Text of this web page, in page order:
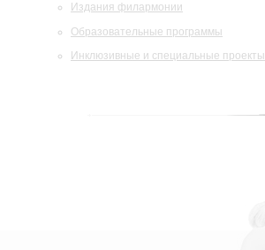
Издания филармонии
Образовательные программы
Инклюзивные и специальные проекты